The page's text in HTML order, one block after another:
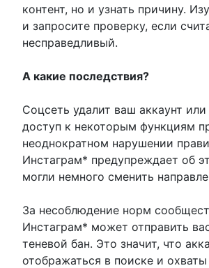
контент, но и узнать причину.
и запросите проверку, если
несправедливый.
А какие последствия?
Соцсеть удалит ваш аккаунт или
доступ к некоторым функциям
неоднократном нарушении
Инстаграм* предупреждает об
могли немного сменить
За несоблюдение норм
Инстаграм* может отправить
теневой бан. Это значит, что
отображаться в поиске и